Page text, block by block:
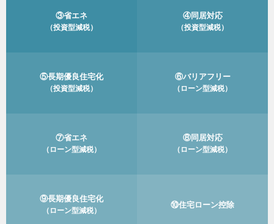
③省エネ
（投資型減税）
④同居対応
（投資型減税）
⑤長期優良住宅化
（投資型減税）
⑥バリアフリー
（ローン型減税）
⑦省エネ
（ローン型減税）
⑧同居対応
（ローン型減税）
⑨長期優良住宅化
（ローン型減税）
⑩住宅ローン控除